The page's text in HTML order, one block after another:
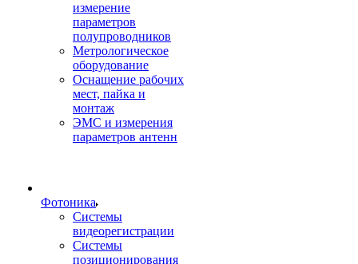
измерение
параметров
полупроводников
Метрологическое
оборудование
Оснащение рабочих
мест, пайка и
монтаж
ЭМС и измерения
параметров антенн
Фотоника
Cистемы
видеорегистрации
Системы
позиционирования